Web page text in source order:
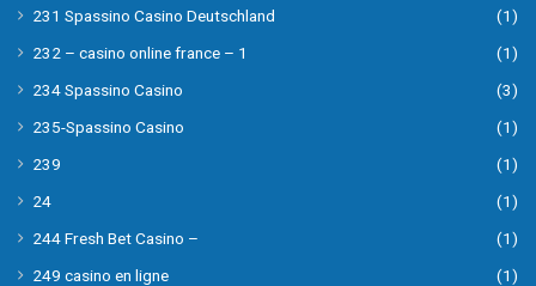
231 Spassino Casino Deutschland
(1)
232 – casino online france – 1
(1)
234 Spassino Casino
(3)
235-Spassino Casino
(1)
239
(1)
24
(1)
244 Fresh Bet Casino –
(1)
249 casino en ligne
(1)